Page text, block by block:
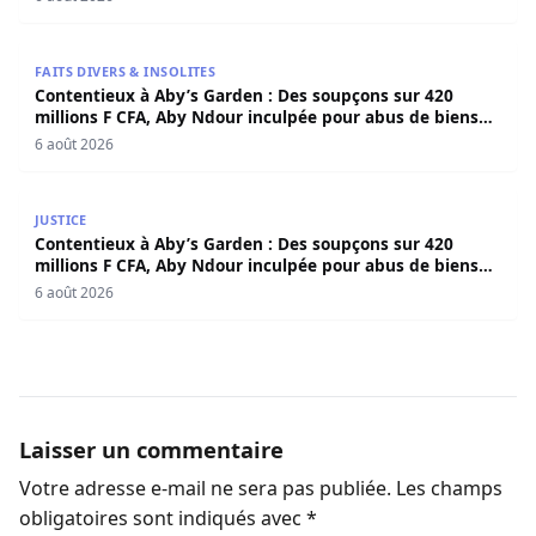
FAITS DIVERS & INSOLITES
Contentieux à Aby’s Garden : Des soupçons sur 420
millions F CFA, Aby Ndour inculpée pour abus de biens
sociaux
6 août 2026
JUSTICE
Contentieux à Aby’s Garden : Des soupçons sur 420
millions F CFA, Aby Ndour inculpée pour abus de biens
sociaux
6 août 2026
Laisser un commentaire
Votre adresse e-mail ne sera pas publiée. Les champs
obligatoires sont indiqués avec *